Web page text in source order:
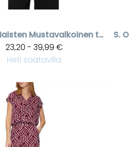
Naisten Mustavalkoinen toppi
23,20 - 39,99 €
Heti saatavilla
S.